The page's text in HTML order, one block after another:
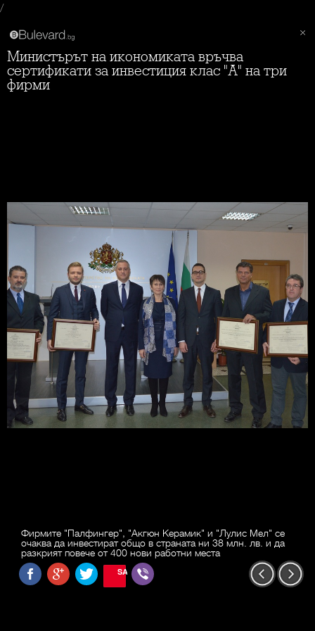
/
Министърът на икономиката връчва
сертификати за инвестиция клас "А" на три
фирми
Фирмите "Палфингер", "Акгюн Керамик" и "Лулис Мел" се
очаква да инвестират общо в страната ни 38 млн. лв. и да
разкрият повече от 400 нови работни места
SAVE